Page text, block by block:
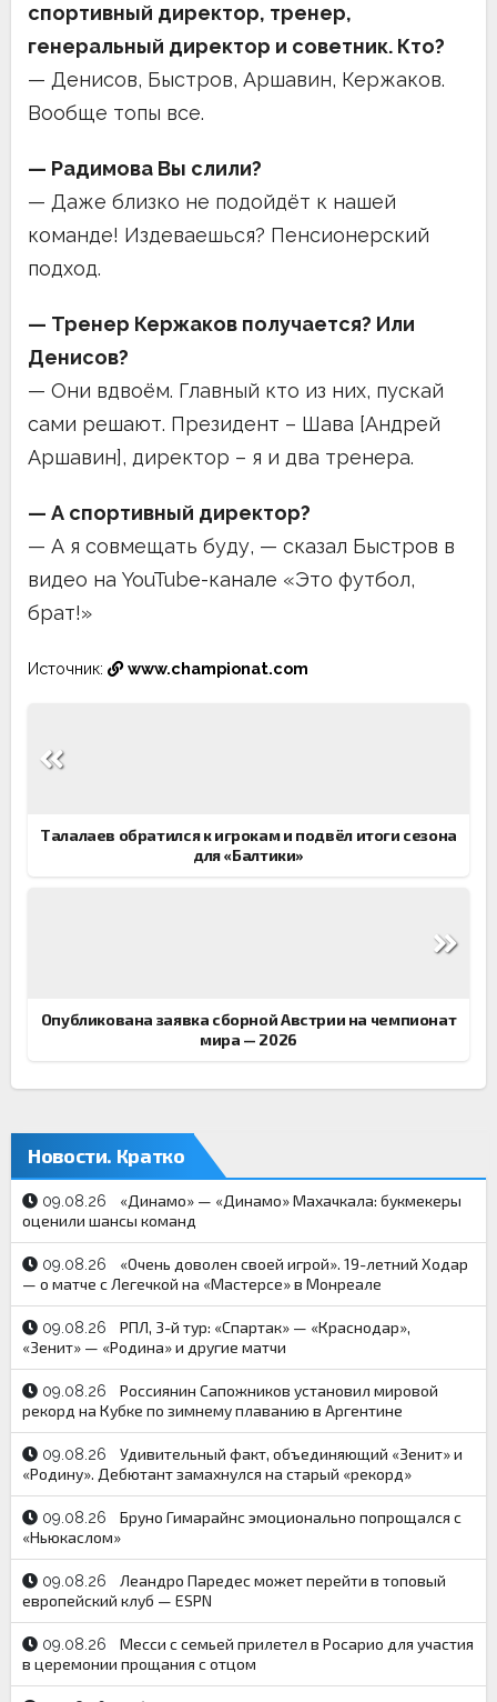
спортивный директор, тренер,
генеральный директор и советник. Кто?
— Денисов, Быстров, Аршавин, Кержаков.
Вообще топы все.
— Радимова Вы слили?
— Даже близко не подойдёт к нашей
команде! Издеваешься? Пенсионерский
подход.
— Тренер Кержаков получается? Или
Денисов?
— Они вдвоём. Главный кто из них, пускай
сами решают. Президент – Шава [Андрей
Аршавин], директор – я и два тренера.
— А спортивный директор?
— А я совмещать буду, — сказал Быстров в
видео на YouTube-канале «Это футбол,
брат!»
Источник: www.championat.com
по
Талалаев обратился к игрокам и подвёл итоги сезона
для «Балтики»
Опубликована заявка сборной Австрии на чемпионат
мира — 2026
Новости. Кратко
09.08.26
«Динамо» — «Динамо» Махачкала: букмекеры
оценили шансы команд
09.08.26
«Очень доволен своей игрой». 19-летний Ходар
— о матче с Легечкой на «Мастерсе» в Монреале
09.08.26
РПЛ, 3-й тур: «Спартак» — «Краснодар»,
«Зенит» — «Родина» и другие матчи
09.08.26
Россиянин Сапожников установил мировой
рекорд на Кубке по зимнему плаванию в Аргентине
09.08.26
Удивительный факт, объединяющий «Зенит» и
«Родину». Дебютант замахнулся на старый «рекорд»
09.08.26
Бруно Гимарайнс эмоционально попрощался с
«Ньюкаслом»
09.08.26
Леандро Паредес может перейти в топовый
европейский клуб — ESPN
09.08.26
Месси с семьей прилетел в Росарио для участия
в церемонии прощания с отцом